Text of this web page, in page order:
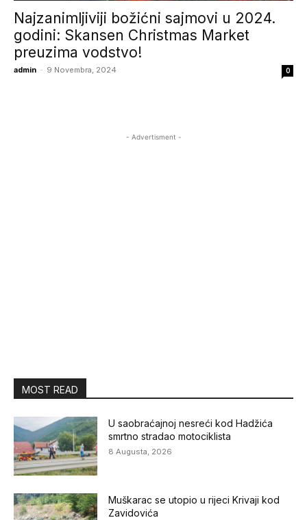
Najzanimljiviji božićni sajmovi u 2024.
godini: Skansen Christmas Market
preuzima vodstvo!
admin - 9 Novembra, 2024 0
- Advertisment -
MOST READ
U saobraćajnoj nesreći kod Hadžića
smrtno stradao motociklista
8 Augusta, 2026
Muškarac se utopio u rijeci Krivaji kod
Zavidovića